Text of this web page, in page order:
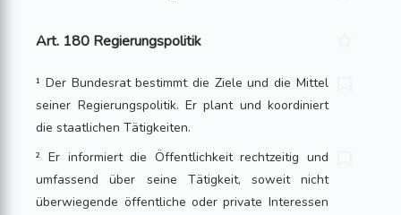
Art. 180 Regierungspolitik
¹ Der Bundesrat bestimmt die Ziele und die Mittel
seiner Regierungspolitik. Er plant und koordiniert
die staatlichen Tätigkeiten.
² Er informiert die Öffentlichkeit rechtzeitig und
umfassend über seine Tätigkeit, soweit nicht
überwiegende öffentliche oder private Interessen